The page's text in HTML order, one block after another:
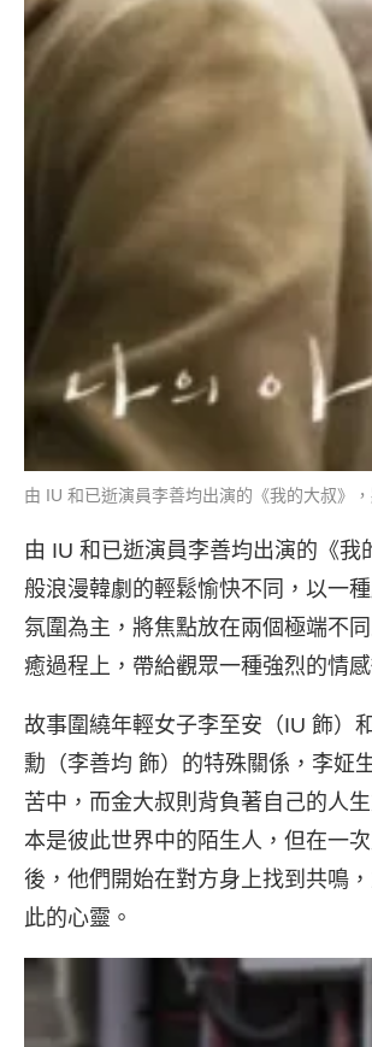
由 IU 和已逝演員李善均出演的《我的大叔》
由 IU 和已逝演員李善均出演的《我
般浪漫韓劇的輕鬆愉快不同，以一
氛圍為主，將焦點放在兩個極端不
癒過程上，帶給觀眾一種強烈的情感
故事圍繞年輕女子李至安（IU 飾）
勳（李善均 飾）的特殊關係，李姃
苦中，而金大叔則背負著自己的人
本是彼此世界中的陌生人，但在一
後，他們開始在對方身上找到共鳴
此的心靈。